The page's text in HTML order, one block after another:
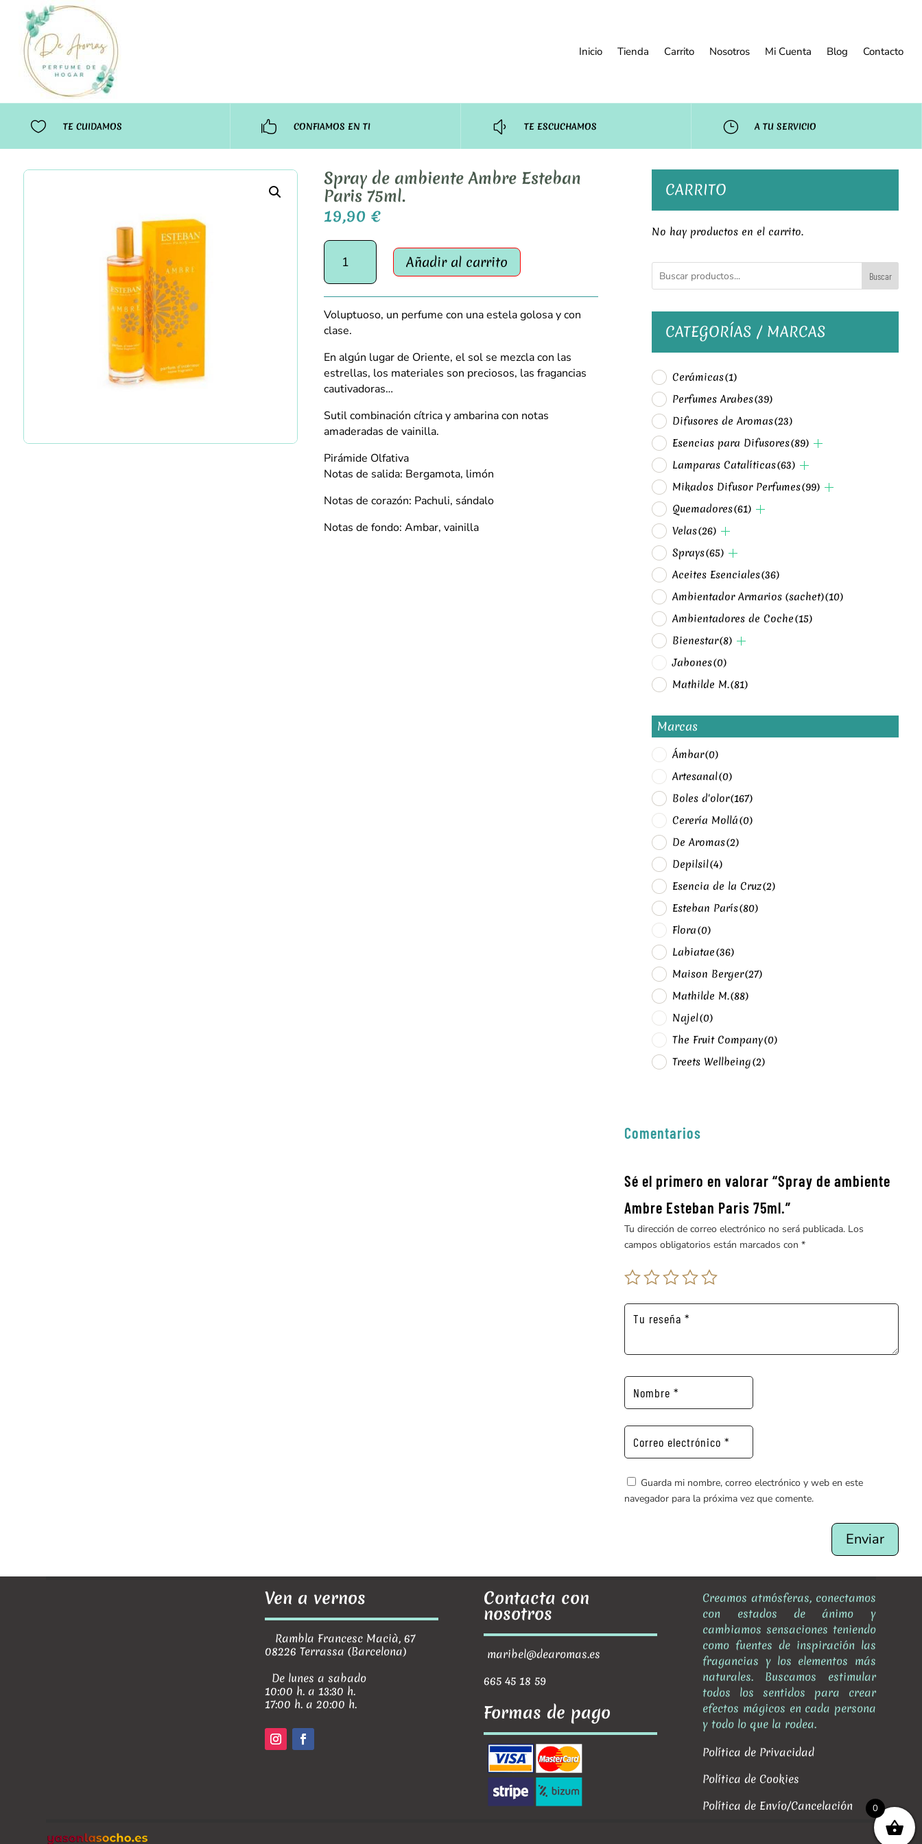
Inicio Tienda Carrito Nosotros Mi Cuenta Blog Contacto
 TE CUIDAMOS  CONFIAMOS EN TI y TE ESCUCHAMOS } A TU SERVICIO
Spray de ambiente Ambre Esteban
Paris 75ml.
19,90€
Spray
ambiente
Ambre
Esteban
Paris
cantidad
Añadir al carrito
Voluptuoso, un perfume con una estela golosa y con
clase.
En algún lugar de Oriente, el sol se mezcla con las
estrellas, los materiales son preciosos, las fragancias
cautivadoras…
Sutil combinación cítrica y ambarina con notas
amaderadas de vainilla.
Pirámide Olfativa
Notas de salida: Bergamota, limón
Notas de corazón: Pachuli, sándalo
Notas de fondo: Ambar, vainilla
CARRITO
No hay productos en el carrito.
Buscar
CATEGORÍAS / MARCAS
Cerámicas(1)
Perfumes Arabes(39)
Difusores de Aromas(23)
Esencias para Difusores(89)
Lamparas Catalíticas(63)
Mikados Difusor Perfumes(99)
Quemadores(61)
Velas(26)
Sprays(65)
Aceites Esenciales(36)
Ambientador Armarios (sachet)(10)
Ambientadores de Coche(15)
Bienestar(8)
Jabones(0)
Mathilde M.(81)
Marcas
Ámbar(0)
Artesanal(0)
Boles d'olor(167)
Cerería Mollá(0)
De Aromas(2)
Depilsil(4)
Esencia de la Cruz(2)
Esteban París(80)
Flora(0)
Labiatae(36)
Maison Berger(27)
Mathilde M.(88)
Najel(0)
The Fruit Company(0)
Treets Wellbeing(2)
Comentarios
Sé el primero en valorar “Spray de ambiente
Ambre Esteban Paris 75ml.”
Tu dirección de correo electrónico no será publicada. Los
campos obligatorios están marcados con*
Guarda mi nombre, correo electrónico y web en este
navegador para la próxima vez que comente.
Enviar
Ven a vernos
Rambla Francesc Macià, 67
08226 Terrassa (Barcelona)
De lunes a sabado
10:00 h. a 13:30 h.
17:00 h. a 20:00 h.
Contacta con
nosotros
maribel@dearomas.es
665 45 18 59
Formas de pago
Creamos atmósferas, conectamos
con estados de ánimo y
cambiamos sensaciones teniendo
como fuentes de inspiración las
fragancias y los elementos más
naturales. Buscamos estimular
todos los sentidos para crear
efectos mágicos en cada persona
y todo lo que la rodea.
Política de Privacidad
Política de Cookies
Política de Envío/Cancelación
0